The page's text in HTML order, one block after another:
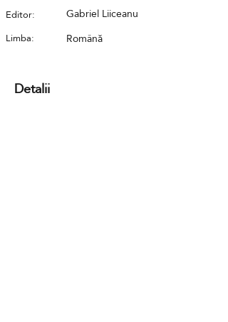
Editor: Gabriel Liiceanu
Limba: Română
Detalii